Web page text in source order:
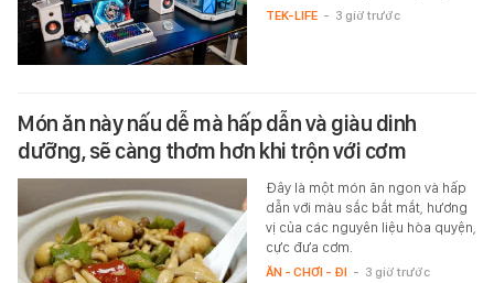
TEK-LIFE - 3 giờ trước
Món ăn này nấu dễ mà hấp dẫn và giàu dinh
dưỡng, sẽ càng thơm hơn khi trộn với cơm
Đây là một món ăn ngon và hấp
dẫn với màu sắc bắt mắt, hương
vị của các nguyên liệu hòa quyện,
cực đưa cơm.
ĂN - CHƠI - ĐI - 3 giờ trước